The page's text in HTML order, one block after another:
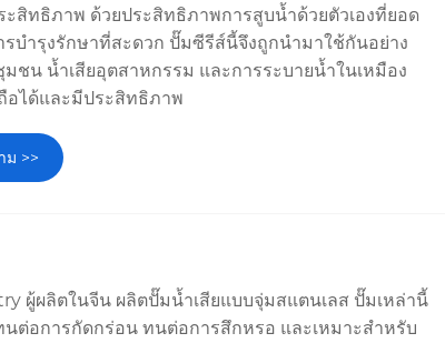
สิทธิภาพ ด้วยประสิทธิภาพการสูบน้ำด้วยตัวเองที่ยอด
รบำรุงรักษาที่สะดวก ปั๊มซีรีส์นี้จึงถูกนำมาใช้กันอย่าง
ชน น้ำเสียอุตสาหกรรม และการระบายน้ำในเหมือง
อได้และมีประสิทธิภาพ
ม >>
ผู้ผลิตในจีน ผลิตปั๊มน้ำเสียแบบจุ่มสแตนเลส ปั๊มเหล่านี้
ต่อการกัดกร่อน ทนต่อการสึกหรอ และเหมาะสำหรับ